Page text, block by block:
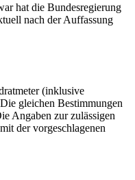
hat die Bundesregierung
nach der Auffassung
(inklusive
gleichen Bestimmungen
Angaben zur zulässigen
der vorgeschlagenen